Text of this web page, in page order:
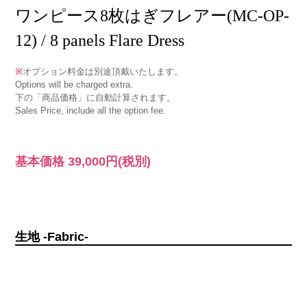
ワンピース8枚はぎフレアー(MC-OP-
12) / 8 panels Flare Dress
※オプション料金は別途頂戴いたします。
Options will be charged extra.
下の「商品価格」に自動計算されます。
Sales Price, include all the option fee.
基本価格39,000円 (税別)
生地 -Fabric-